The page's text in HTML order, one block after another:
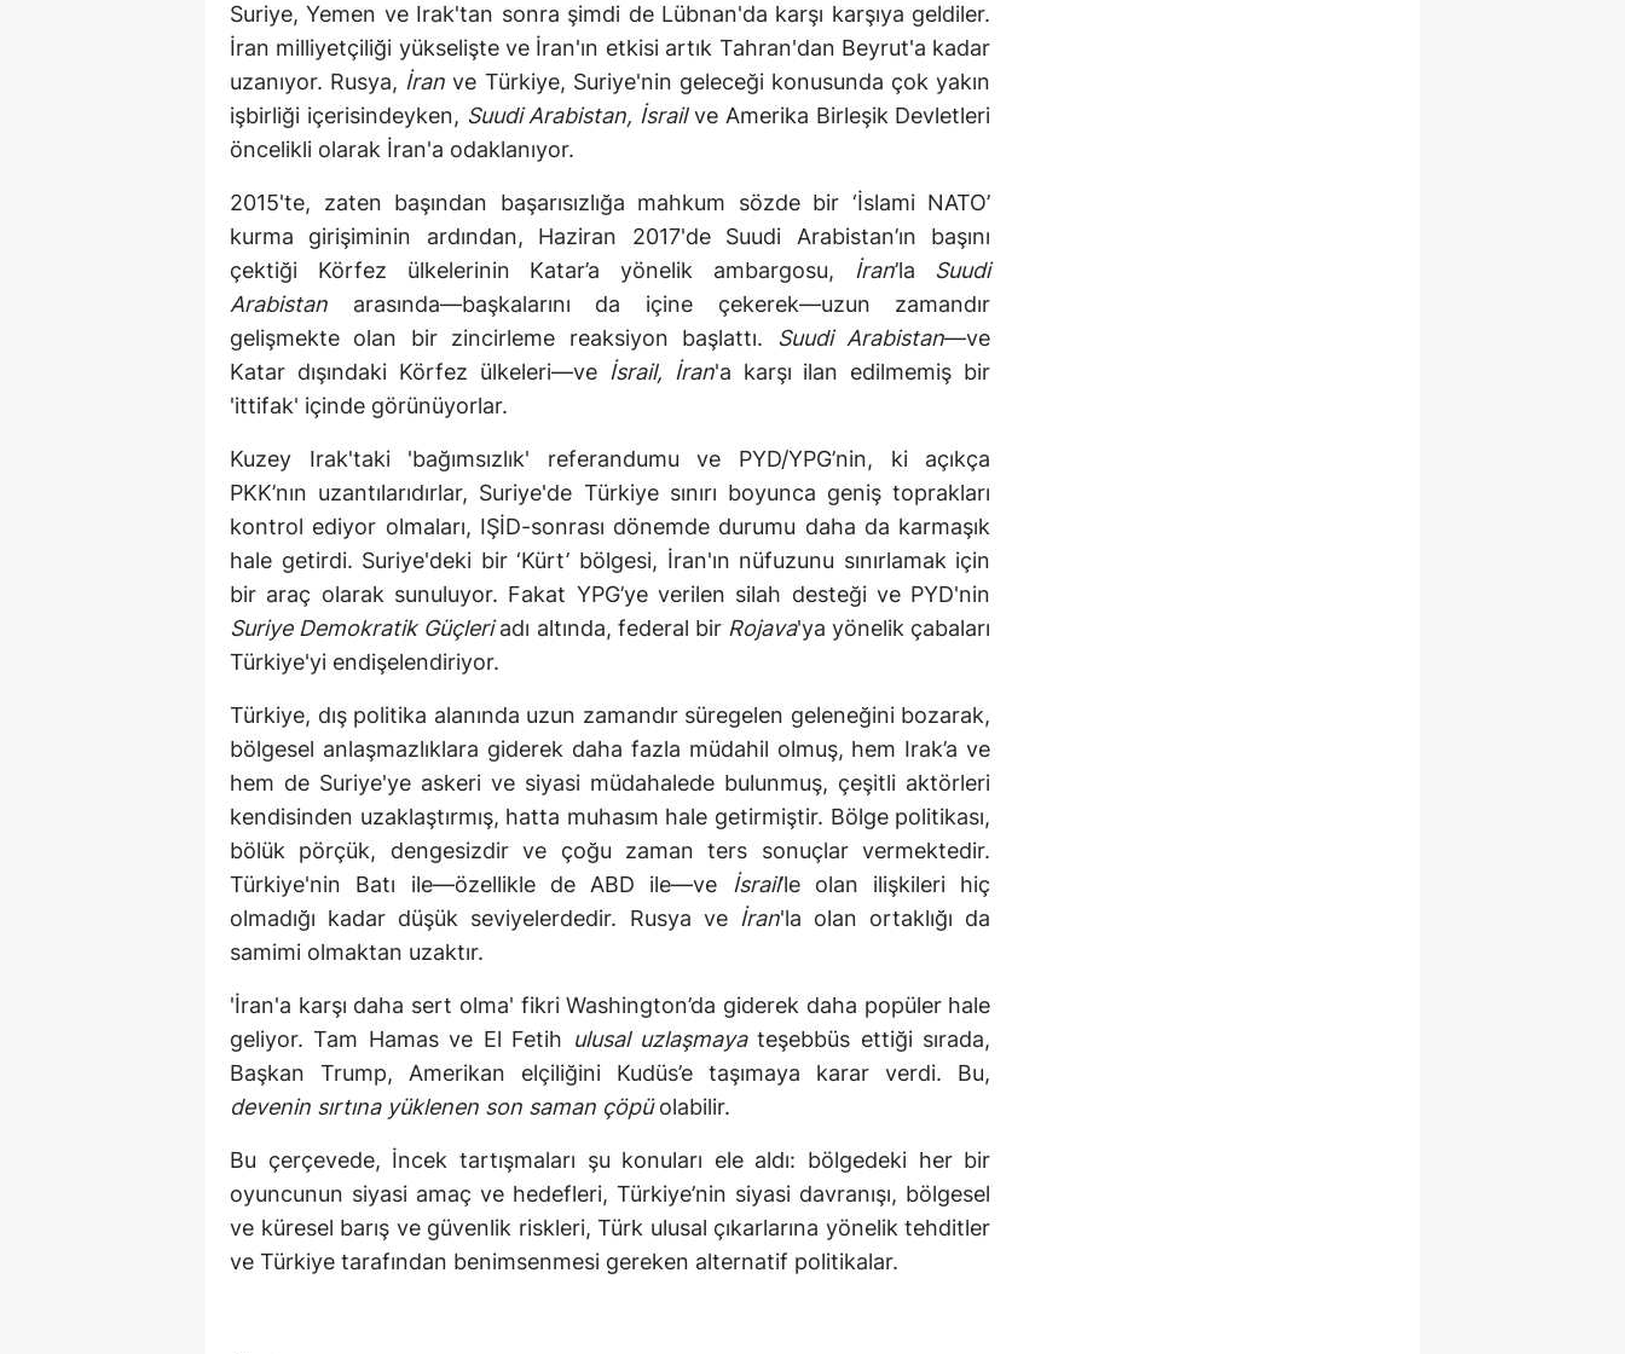
Suriye, Yemen ve Irak'tan sonra şimdi de Lübnan'da karşı karşıya geldiler.
İran milliyetçiliği yükselişte ve İran'ın etkisi artık Tahran'dan Beyrut'a kadar
uzanıyor. Rusya, İran ve Türkiye, Suriye'nin geleceği konusunda çok yakın
işbirliği içerisindeyken, Suudi Arabistan, İsrailve Amerika Birleşik Devletleri
öncelikli olarak İran'a odaklanıyor.
2015'te, zaten başından başarısızlığa mahkum sözde bir ‘İslami NATO’
kurma girişiminin ardından, Haziran 2017'de Suudi Arabistan’ın başını
çektiği Körfez ülkelerinin Katar’a yönelik ambargosu, İran’la Suudi
Arabistan arasında—başkalarını da içine çekerek—uzun zamandır
gelişmekte olan bir zincirleme reaksiyon başlattı. Suudi Arabistan—ve
Katar dışındaki Körfez ülkeleri—ve İsrail, İran'a karşı ilan edilmemiş bir
'ittifak' içinde görünüyorlar.
Kuzey Irak'taki 'bağımsızlık' referandumu ve PYD/YPG’nin, ki açıkça
PKK’nın uzantılarıdırlar, Suriye'de Türkiye sınırı boyunca geniş toprakları
kontrol ediyor olmaları, IŞİD-sonrası dönemde durumu daha da karmaşık
hale getirdi. Suriye'deki bir ‘Kürt’ bölgesi, İran'ın nüfuzunu sınırlamak için
bir araç olarak sunuluyor. Fakat YPG’ye verilen silah desteği ve PYD'nin
Suriye Demokratik Güçleriadı altında, federal bir Rojava'ya yönelik çabaları
Türkiye'yi endişelendiriyor.
Türkiye, dış politika alanında uzun zamandır süregelen geleneğini bozarak,
bölgesel anlaşmazlıklara giderek daha fazla müdahil olmuş, hem Irak’a ve
hem de Suriye'ye askeri ve siyasi müdahalede bulunmuş, çeşitli aktörleri
kendisinden uzaklaştırmış, hatta muhasım hale getirmiştir. Bölge politikası,
bölük pörçük, dengesizdir ve çoğu zaman ters sonuçlar vermektedir.
Türkiye'nin Batı ile—özellikle de ABD ile—ve İsrail’le olan ilişkileri hiç
olmadığı kadar düşük seviyelerdedir. Rusya ve İran'la olan ortaklığı da
samimi olmaktan uzaktır.
'İran'a karşı daha sert olma' fikri Washington’da giderek daha popüler hale
geliyor. Tam Hamas ve El Fetih ulusal uzlaşmayateşebbüs ettiği sırada,
Başkan Trump, Amerikan elçiliğini Kudüs’e taşımaya karar verdi. Bu,
devenin sırtına yüklenen son saman çöpüolabilir.
Bu çerçevede, İncek tartışmaları şu konuları ele aldı: bölgedeki her bir
oyuncunun siyasi amaç ve hedefleri, Türkiye’nin siyasi davranışı, bölgesel
ve küresel barış ve güvenlik riskleri, Türk ulusal çıkarlarına yönelik tehditler
ve Türkiye tarafından benimsenmesi gereken alternatif politikalar.